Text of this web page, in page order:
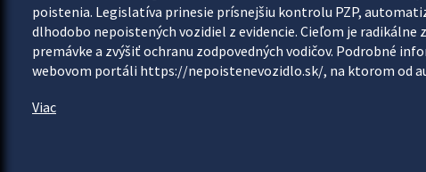
poistenia. Legislatíva prinesie prísnejšiu kontrolu PZP,
dlhodobo nepoistených vozidiel z evidencie. Cieľom je
premávke a zvýšiť ochranu zodpovedných vodičov. Podrobné
webovom portáli https://nepoistenevozidlo.sk/, na ktorom od
Viac